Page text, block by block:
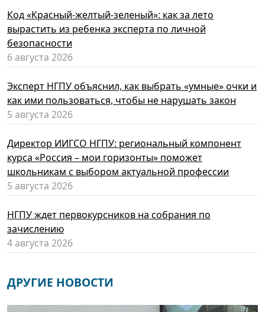
Код «Красный-желтый-зеленый»: как за лето
вырастить из ребенка эксперта по личной
безопасности
6 августа 2026
Эксперт НГПУ объяснил, как выбрать «умные» очки и
как ими пользоваться, чтобы не нарушать закон
5 августа 2026
Директор ИИГСО НГПУ: региональный компонент
курса «Россия – мои горизонты» поможет
школьникам с выбором актуальной профессии
5 августа 2026
НГПУ ждет первокурсников на собрания по
зачислению
4 августа 2026
ДРУГИЕ НОВОСТИ